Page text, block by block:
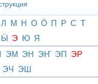
Л М Н О Ӧ П Р С Т
Ӹ Э Ю Я
ЭМ ЭН ЭҤ ЭП ЭР
ЭЧ ЭШ